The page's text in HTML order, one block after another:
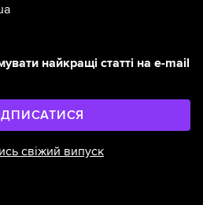
найкращі статті на e-mail
свіжий випуск